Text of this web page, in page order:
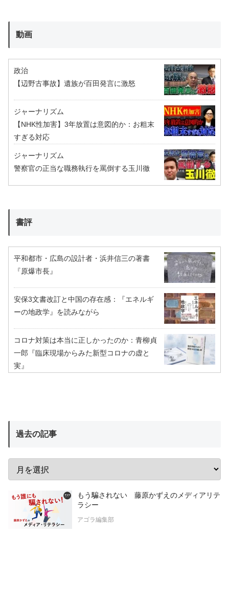
動画
政治
【辺野古事故】遺族が百田発言に激怒
ジャーナリズム
【NHK性加害】3年放置は意図的か：お粗末
すぎる対応
ジャーナリズム
警察官の正当な職務執行を罵倒する玉川徹
書評
平和都市・広島の設計者・浜井信三の著書
『原爆市長』
安保3文書改訂と中国の存在感：『エネルギ
ーの地政学』を読みながら
コロナ対策は本当に正しかったのか：青柳貞
一郎『臨床現場からみた新型コロナの虚と
実』
過去の記事
もう騙されない 藤原かずえのメディアリテ
ラシー
アゴラ編集部